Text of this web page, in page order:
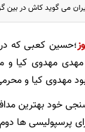
کاش در بین گزینه های برنامه 90
مهدوی کیا و
مهدوی کیا و
نظر سنجی خود
پرسپولیسی ها